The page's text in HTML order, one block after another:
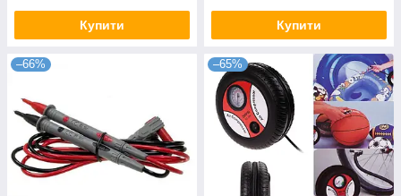
Купити Купити
–66% –65%